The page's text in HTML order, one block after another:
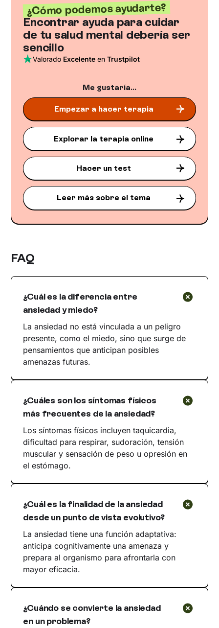
¿Cómo podemos ayudarte?
Encontrar ayuda para cuidar
de tu salud mental debería ser
sencillo
Valorado Excelente enTrustpilot
Me gustaría...
Empezar a hacer terapia
Explorar la terapia online
Hacer un test
Leer más sobre el tema
FAQ
¿Cuál es la diferencia entre
ansiedad y miedo?
La ansiedad no está vinculada a un peligro
presente, como el miedo, sino que surge de
pensamientos que anticipan posibles
amenazas futuras.
¿Cuáles son los síntomas físicos
más frecuentes de la ansiedad?
Los síntomas físicos incluyen taquicardia,
dificultad para respirar, sudoración, tensión
muscular y sensación de peso u opresión en
el estómago.
¿Cuál es la finalidad de la ansiedad
desde un punto de vista evolutivo?
La ansiedad tiene una función adaptativa:
anticipa cognitivamente una amenaza y
prepara al organismo para afrontarla con
mayor eficacia.
¿Cuándo se convierte la ansiedad
en un problema?